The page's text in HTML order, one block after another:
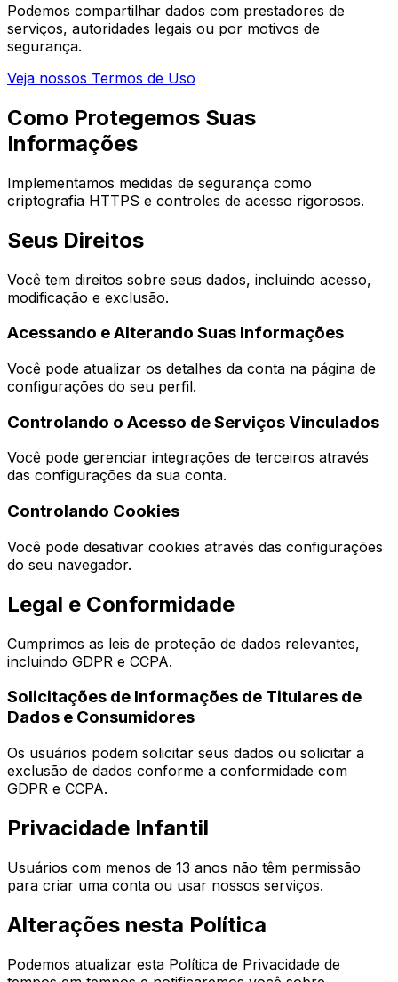
Podemos compartilhar dados com prestadores de
serviços, autoridades legais ou por motivos de
segurança.
Veja nossos Termos de Uso
Como Protegemos Suas
Informações
Implementamos medidas de segurança como
criptografia HTTPS e controles de acesso rigorosos.
Seus Direitos
Você tem direitos sobre seus dados, incluindo acesso,
modificação e exclusão.
Acessando e Alterando Suas Informações
Você pode atualizar os detalhes da conta na página de
configurações do seu perfil.
Controlando o Acesso de Serviços Vinculados
Você pode gerenciar integrações de terceiros através
das configurações da sua conta.
Controlando Cookies
Você pode desativar cookies através das configurações
do seu navegador.
Legal e Conformidade
Cumprimos as leis de proteção de dados relevantes,
incluindo GDPR e CCPA.
Solicitações de Informações de Titulares de
Dados e Consumidores
Os usuários podem solicitar seus dados ou solicitar a
exclusão de dados conforme a conformidade com
GDPR e CCPA.
Privacidade Infantil
Usuários com menos de 13 anos não têm permissão
para criar uma conta ou usar nossos serviços.
Alterações nesta Política
Podemos atualizar esta Política de Privacidade de